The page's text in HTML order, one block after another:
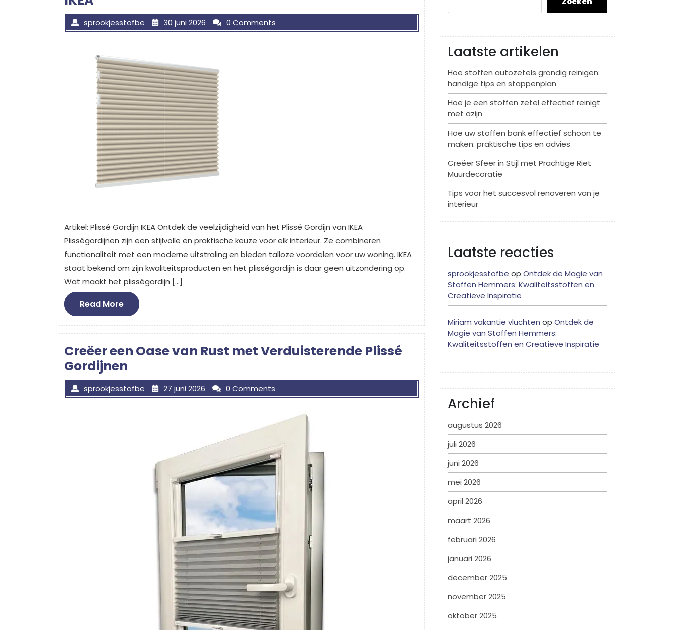
sprookjesstofbe 30 juni 2026 0 Comments
Artikel: Plissé Gordijn IKEA Ontdek de veelzijdigheid van het Plissé Gordijn van IKEA
Plisségordijnen zijn een stijlvolle en praktische keuze voor elk interieur. Ze combineren
functionaliteit met een moderne uitstraling en bieden talloze voordelen voor uw woning. IKEA
staat bekend om zijn kwaliteitsproducten en het plisségordijn is daar geen uitzondering op.
Wat maakt het plisségordijn […]
Read MoreRead
More
Creëer een Oase van Rust met Verduisterende Plissé
Gordijnen
sprookjesstofbe 27 juni 2026 0 Comments
Laatste artikelen
Hoe stoffen autozetels grondig reinigen:
handige tips en stappenplan
Hoe je een stoffen zetel effectief reinigt
met azijn
Hoe uw stoffen bank effectief schoon te
maken: praktische tips en advies
Creëer Sfeer in Stijl met Prachtige Riet
Muurdecoratie
Tips voor het succesvol renoveren van je
interieur
Laatste reacties
sprookjesstofbe op Ontdek de Magie van
Stoffen Hemmers: Kwaliteitsstoffen en
Creatieve Inspiratie
Miriam vakantie vluchten op Ontdek de
Magie van Stoffen Hemmers:
Kwaliteitsstoffen en Creatieve Inspiratie
Archief
augustus 2026
juli 2026
juni 2026
mei 2026
april 2026
maart 2026
februari 2026
januari 2026
december 2025
november 2025
oktober 2025